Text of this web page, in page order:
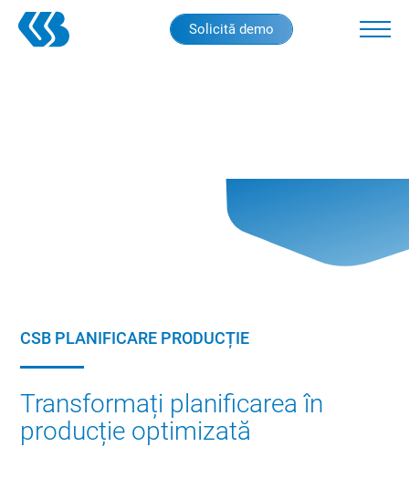
Skip
Solicită demo
CSB PLANIFICARE PRODUCȚIE
Transformați planificarea în
producție optimizată